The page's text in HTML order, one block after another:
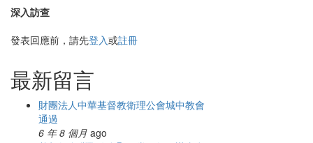
深入訪查
發表回應前，請先登入或註冊
最新留言
財團法人中華基督教衛理公會城中教會
通過
6 年 8 個月 ago